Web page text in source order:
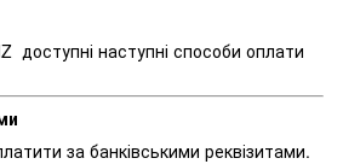
доступні наступні способи оплати
за банківськими реквізитами.